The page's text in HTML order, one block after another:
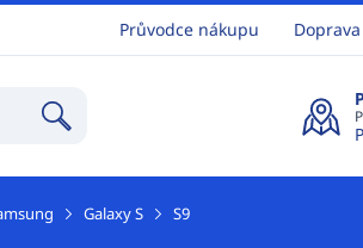
Průvodce nákupu
Galaxy S S9